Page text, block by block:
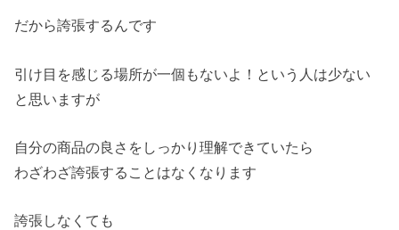
だから誇張するんです
引け目を感じる場所が一個もないよ！ という人は少ない
と思いますが
自分の商品の良さをしっかり理解できていたら
わざわざ誇張することはなくなります
誇張しなくても